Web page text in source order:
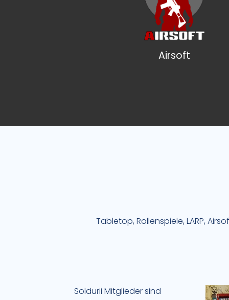
Airsoft
Tabletop, Rollenspiele, LARP,
Soldurii Mitglieder sind